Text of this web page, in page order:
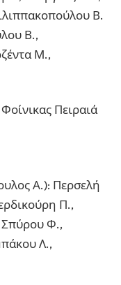
Β.
Β.,
Μ.,
Πειραιά
Α.): Περσελή
Π.,
Σπύρου Φ.,
Λ.,